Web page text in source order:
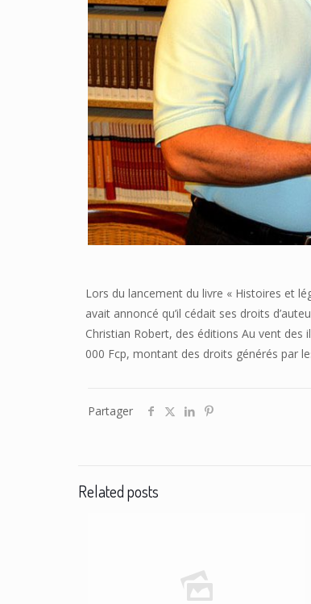
Lors du lancement du livre « Histoires et
avait annoncé qu’il cédait ses droits
Christian Robert, des éditions Au vent des
000 Fcp, montant des droits générés par
Partager
Related posts